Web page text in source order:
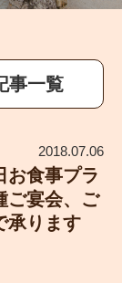
事一覧
2018.07.06
お食事プラ
ご宴会、ご
承ります